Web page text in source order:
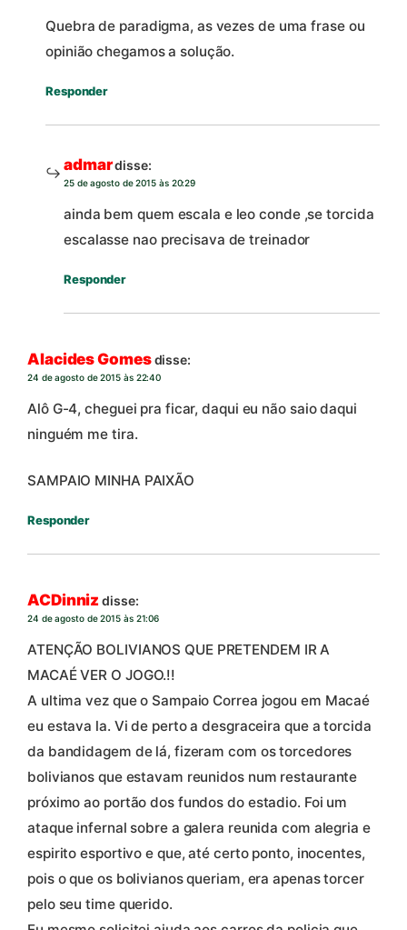
Quebra de paradigma, as vezes de uma frase ou
opinião chegamos a solução.
Responder
admardisse:
25 de agosto de 2015 às 20:29
ainda bem quem escala e leo conde ,se torcida
escalasse nao precisava de treinador
Responder
Alacides Gomesdisse:
24 de agosto de 2015 às 22:40
Alô G-4, cheguei pra ficar, daqui eu não saio daqui
ninguém me tira.
SAMPAIO MINHA PAIXÃO
Responder
ACDinniz disse:
24 de agosto de 2015 às 21:06
ATENÇÃO BOLIVIANOS QUE PRETENDEM IR A
MACAÉ VER O JOGO.!!
A ultima vez que o Sampaio Correa jogou em Macaé
eu estava la. Vi de perto a desgraceira que a torcida
da bandidagem de lá, fizeram com os torcedores
bolivianos que estavam reunidos num restaurante
próximo ao portão dos fundos do estadio. Foi um
ataque infernal sobre a galera reunida com alegria e
espirito esportivo e que, até certo ponto, inocentes,
pois o que os bolivianos queriam, era apenas torcer
pelo seu time querido.